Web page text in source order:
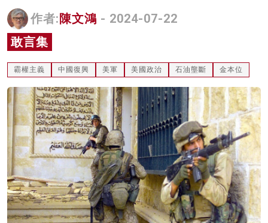
名家榜
灼見活動
作者: 陳文鴻 - 2024-07-22
敢言集
霸權主義 中國復興 美軍 美國政治 石油壟斷 金本位